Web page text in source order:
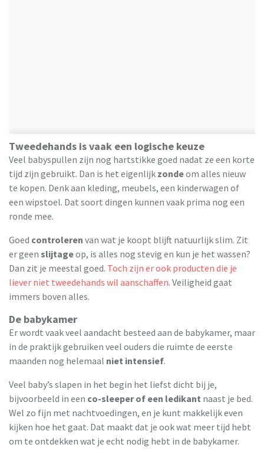
Tweedehands is vaak een logische keuze
Veel babyspullen zijn nog hartstikke goed nadat ze een korte
tijd zijn gebruikt. Dan is het eigenlijk zondeom alles nieuw
te kopen. Denk aan kleding, meubels, een kinderwagen of
een wipstoel. Dat soort dingen kunnen vaak prima nog een
ronde mee.
Goed controleren van wat je koopt blijft natuurlijk slim. Zit
er geen slijtageop, is alles nog stevig en kun je het wassen?
Dan zit je meestal goed. Toch zijn er ook producten die je
liever niet tweedehands wil aanschaffen. Veiligheid gaat
immers boven alles.
De babykamer
Er wordt vaak veel aandacht besteed aan de babykamer, maar
in de praktijk gebruiken veel ouders die ruimte de eerste
maanden nog helemaal niet intensief.
Veel baby’s slapen in het begin het liefst dicht bij je,
bijvoorbeeld in een co-sleeper of een ledikant naast je bed.
Wel zo fijn met nachtvoedingen, en je kunt makkelijk even
kijken hoe het gaat. Dat maakt dat je ook wat meer tijd hebt
om te ontdekken wat je echt nodig hebt in de babykamer.